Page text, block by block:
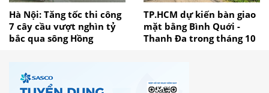
Hà Nội: Tăng tốc thi công
7 cây cầu vượt nghìn tỷ
bắc qua sông Hồng
TP.HCM dự kiến bàn giao
mặt bằng Bình Quới -
Thanh Đa trong tháng 10